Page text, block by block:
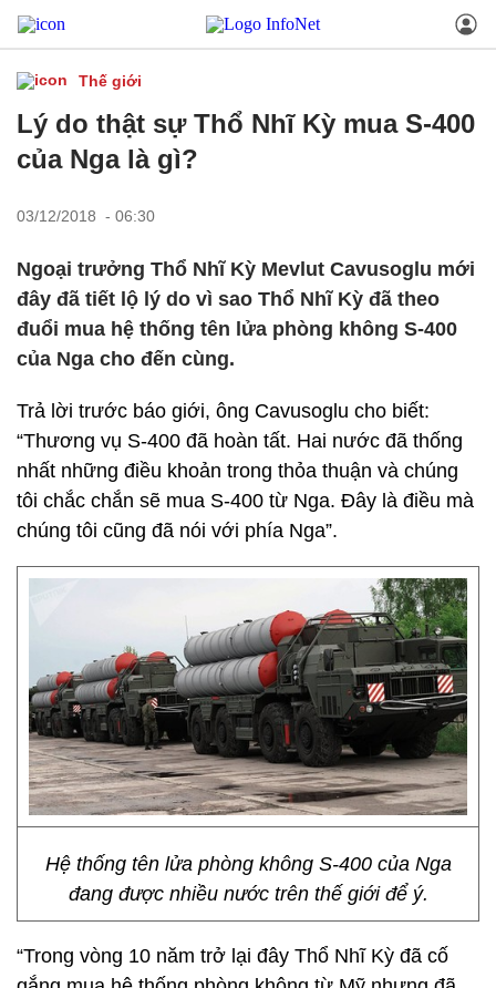
Thế giới
Lý do thật sự Thổ Nhĩ Kỳ mua S-400
của Nga là gì?
03/12/2018 - 06:30
Ngoại trưởng Thổ Nhĩ Kỳ Mevlut Cavusoglu mới
đây đã tiết lộ lý do vì sao Thổ Nhĩ Kỳ đã theo
đuổi mua hệ thống tên lửa phòng không S-400
của Nga cho đến cùng.
Trả lời trước báo giới, ông Cavusoglu cho biết:
“Thương vụ S-400 đã hoàn tất. Hai nước đã thống
nhất những điều khoản trong thỏa thuận và chúng
tôi chắc chắn sẽ mua S-400 từ Nga. Đây là điều mà
chúng tôi cũng đã nói với phía Nga”.
Hệ thống tên lửa phòng không S-400 của Nga
đang được nhiều nước trên thế giới để ý.
“Trong vòng 10 năm trở lại đây Thổ Nhĩ Kỳ đã cố